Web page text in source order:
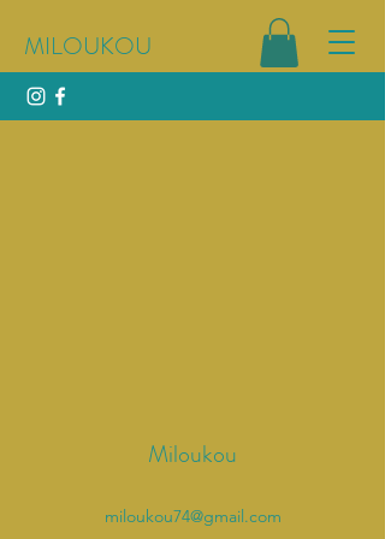
MILOUKOU
Miloukou
miloukou74@gmail.com